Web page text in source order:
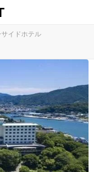
イドホテル